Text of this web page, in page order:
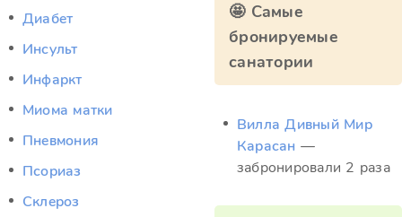
Диабет
Инсульт
Инфаркт
Миома матки
Пневмония
Псориаз
Склероз
🤩 Самые
бронируемые
санатории
Вилла Дивный Мир
Карасан —
забронировали 2 раза